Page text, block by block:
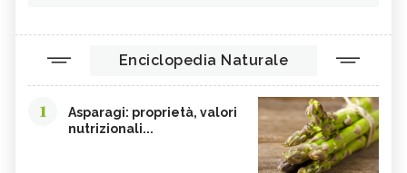
Enciclopedia Naturale
1
Asparagi: proprietà, valori
nutrizionali...